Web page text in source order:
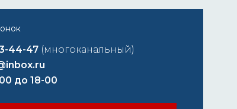
44-47 (многоканальный)
до 18-00